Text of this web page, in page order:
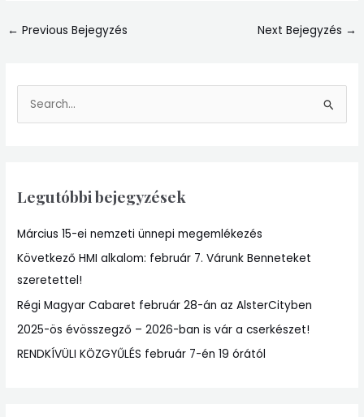
← Previous Bejegyzés Next Bejegyzés →
c
f
o
r
:
Legutóbbi bejegyzések
Március 15-ei nemzeti ünnepi megemlékezés
Következő HMI alkalom: február 7. Várunk Benneteket
szeretettel!
Régi Magyar Cabaret február 28-án az AlsterCityben
2025-ös évösszegző – 2026-ban is vár a cserkészet!
RENDKÍVÜLI KÖZGYŰLÉS február 7-én 19 órától